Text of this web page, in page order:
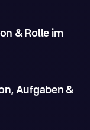
& Rolle im
Aufgaben &